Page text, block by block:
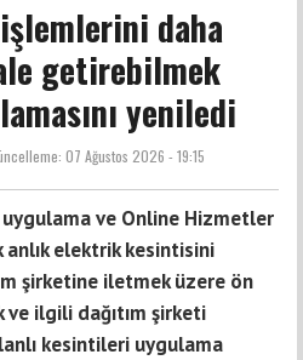
daha
getirebilmek
yeniledi
07 Ağustos 2026 - 19:15
ve Online Hizmetler
anlık elektrik kesintisini
şirketine iletmek üzere ön
ilgili dağıtım şirketi
kesintileri uygulama